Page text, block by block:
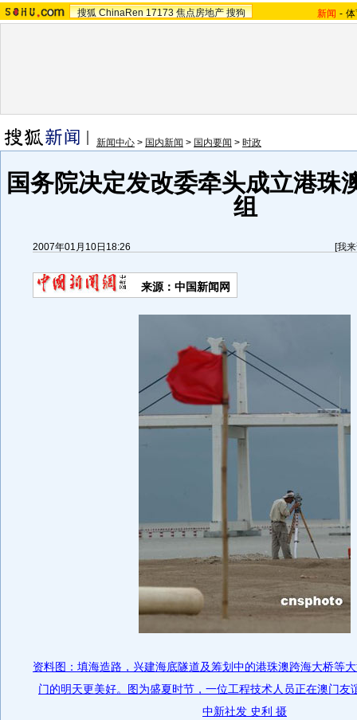
搜狐 ChinaRen 17173 焦点房地产 搜狗 新闻 -
新闻中心 > 国内新闻 > 国内要闻 > 时政
国务院决定发改委牵头成立港珠
组
2007年01月10日18:26 [我
来源：中国新闻网
资料图：填海造路，兴建海底隧道及筹划中的港珠澳跨海大桥等
门的明天更美好。图为盛夏时节，一位工程技术人员正在澳门友
中新社发 史利 摄